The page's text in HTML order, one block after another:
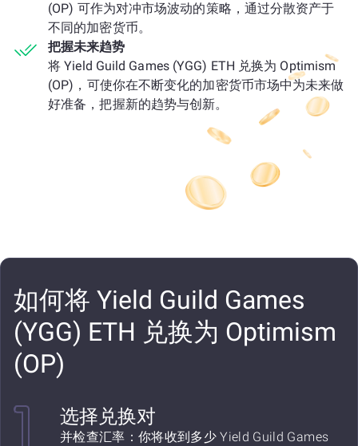
(OP) 可作为对冲市场波动的策略，通过分散资产于
不同的加密货币。
把握未来趋势
将 Yield Guild Games (YGG) ETH 兑换为 Optimism
(OP)，可使你在不断变化的加密货币市场中为未来做
好准备，把握新的趋势与创新。
如何将 Yield Guild Games
(YGG) ETH 兑换为 Optimism
(OP)
选择兑换对
并检查汇率：你将收到多少 Yield Guild Games